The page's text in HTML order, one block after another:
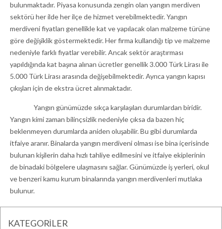
bulunmaktadır. Piyasa konusunda zengin olan yangın merdiven
sektörü her ilde her ilçe de hizmet verebilmektedir. Yangın
merdiveni fiyatları genellikle kat ve yapılacak olan malzeme türüne
göre değişiklik göstermektedir. Her firma kullandığı tip ve malzeme
nedeniyle farklı fiyatlar verebilir. Ancak sektör araştırması
yapıldığında kat başına alınan ücretler genellik 3.000 Türk Lirası ile
5.000 Türk Lirası arasında değişebilmektedir. Ayrıca yangın kapısı
çıkışları için de ekstra ücret alınmaktadır.
Yangın günümüzde sıkça karşılaşılan durumlardan biridir.
Yangın kimi zaman bilinçsizlik nedeniyle çıksa da bazen hiç
beklenmeyen durumlarda aniden oluşabilir. Bu gibi durumlarda
itfaiye aranır. Binalarda yangın merdiveni olması ise bina içerisinde
bulunan kişilerin daha hızlı tahliye edilmesini ve itfaiye ekiplerinin
de binadaki bölgelere ulaşmasını sağlar. Günümüzde iş yerleri, okul
ve benzeri kamu kurum binalarında yangın merdivenleri mutlaka
bulunur.
KATEGORİLER